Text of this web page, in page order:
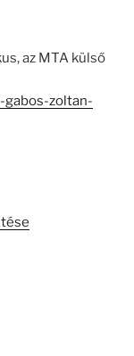
az MTA külső
zoltan-